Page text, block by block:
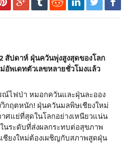
สัปดาห์ ฝุ่นควันพุ่งสูงสุดของโลก
พเดทตัวเลขหลายชั่วโมงแล้ว
ณ์ไฟป่า หมอกควันและฝุ่นละออง
วิกฤตหนัก! ฝุ่นควันมลพิษเชียงใหม่
ศแย่ที่สุดในโลกอย่างเหนียวแน่น
นระดับที่ส่งผลกระทบต่อสุขภาพ
ยงใหม่ต้องเผชิญกับสภาพสูดฝุ่น